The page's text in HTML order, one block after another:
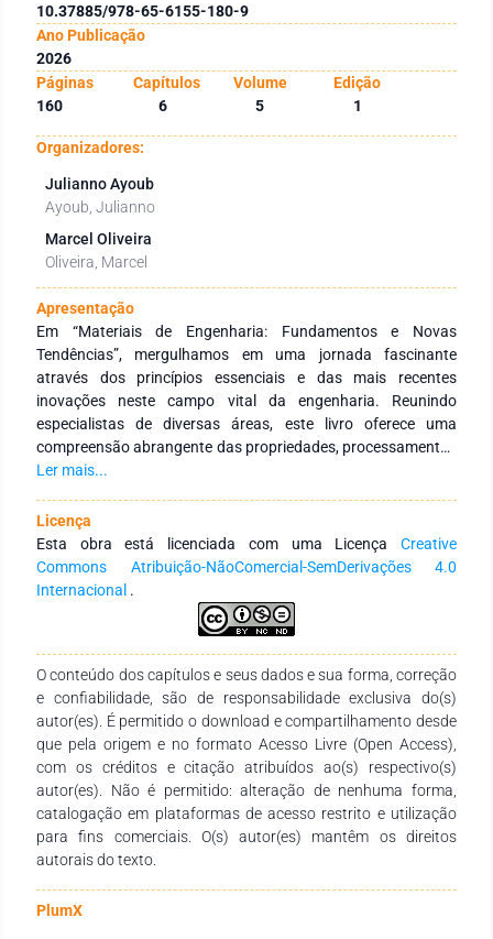
10.37885/978-65-6155-180-9
Ano Publicação
2026
Páginas
Capítulos Volume
Edição
160
6 5 1
Organizadores:
Julianno Ayoub
Ayoub, Julianno
Marcel Oliveira
Oliveira, Marcel
Apresentação
Em “Materiais de Engenharia: Fundamentos e Novas
Tendências”, mergulhamos em uma jornada fascinante
através dos princípios essenciais e das mais recentes
inovações neste campo vital da engenharia. Reunindo
especialistas de diversas áreas, este livro oferece uma
compreensão abrangente das propriedades, processamentos
e aplicações de diversos materiais e compósitos, além de
para estudantes, profissionais e pesquisadores interessados
em acompanhar o dinamismo e a evolução contínua dos
materiais de engenharia.
Ler mais...
Licença
Esta obra está licenciada com uma Licença Creative
Commons Atribuição-NãoComercial-SemDerivações 4.0
Internacional .
O conteúdo dos capítulos e seus dados e sua forma, correção
e confiabilidade, são de responsabilidade exclusiva do(s)
autor(es). É permitido o download e compartilhamento desde
que pela origem e no formato Acesso Livre (Open Access),
com os créditos e citação atribuídos ao(s) respectivo(s)
autor(es). Não é permitido: alteração de nenhuma forma,
catalogação em plataformas de acesso restrito e utilização
para fins comerciais. O(s) autor(es) mantêm os direitos
autorais do texto.
PlumX